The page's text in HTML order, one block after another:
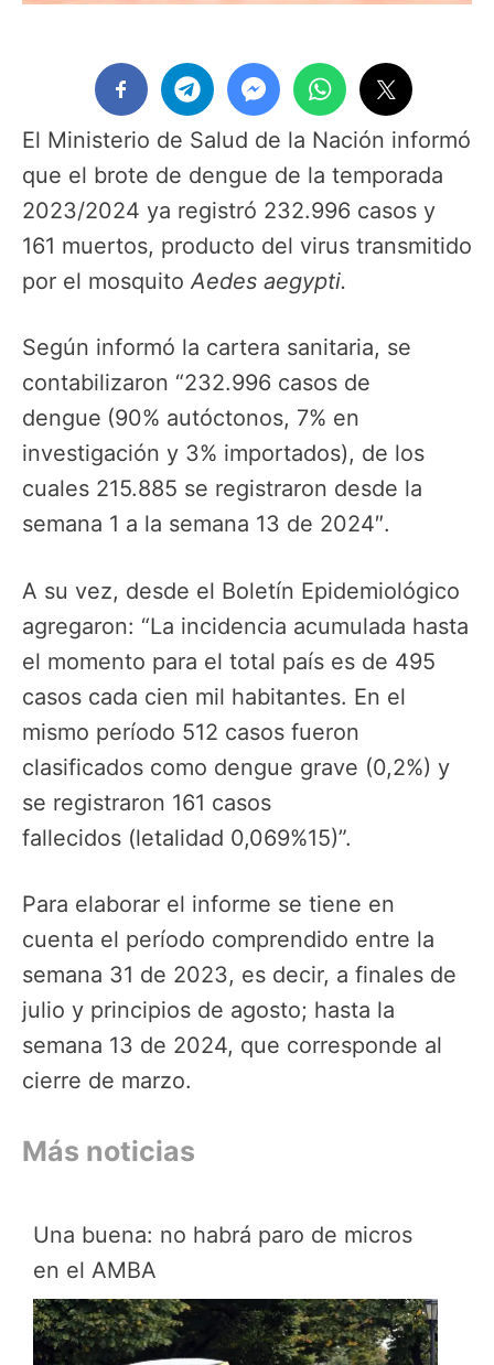
El Ministerio de Salud de la Nación informó
que el brote de dengue de la temporada
2023/2024 ya registró 232.996 casos y
161 muertos, producto del virus transmitido
por el mosquitoAedes aegypti.
Según informó la cartera sanitaria, se
contabilizaron “232.996 casos de
dengue (90% autóctonos, 7% en
investigación y 3% importados), de los
cuales 215.885 se registraron desde la
semana 1 a la semana 13 de 2024″.
A su vez, desde el Boletín Epidemiológico
agregaron: “La incidencia acumulada hasta
el momento para el total país es de 495
casos cada cien mil habitantes. En el
mismo período 512 casos fueron
clasificados como dengue grave (0,2%) y
se registraron 161 casos
fallecidos (letalidad 0,069%15)”.
Para elaborar el informe se tiene en
cuenta el período comprendido entre la
semana 31 de 2023, es decir, a finales de
julio y principios de agosto; hasta la
semana 13 de 2024, que corresponde al
cierre de marzo.
Más noticias
Una buena: no habrá paro de micros
en el AMBA